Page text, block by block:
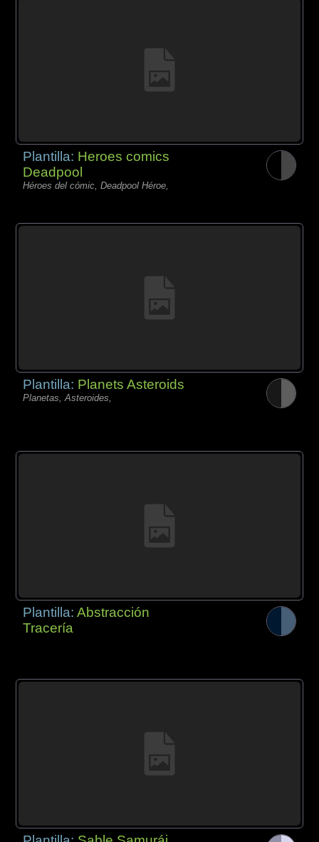
Plantilla: Heroes comics
Deadpool
Héroes del cómic, Deadpool Héroe,
Plantilla: Planets Asteroids
Planetas, Asteroides,
Plantilla:Abstracción
Tracería